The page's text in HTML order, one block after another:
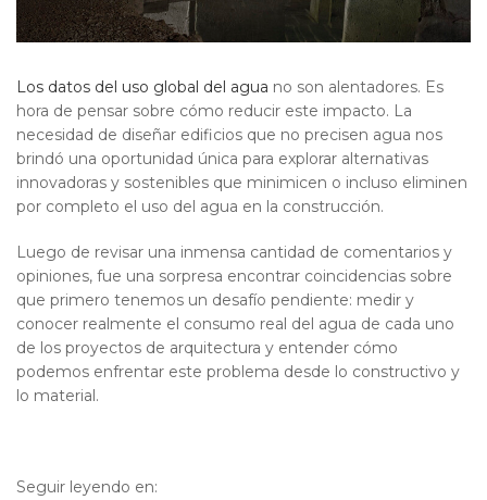
Los datos del uso global del agua no son alentadores. Es
hora de pensar sobre cómo reducir este impacto. La
necesidad de diseñar edificios que no precisen agua nos
brindó una oportunidad única para explorar alternativas
innovadoras y sostenibles que minimicen o incluso eliminen
por completo el uso del agua en la construcción.
Luego de revisar una inmensa cantidad de comentarios y
opiniones, fue una sorpresa encontrar coincidencias sobre
que primero tenemos un desafío pendiente: medir y
conocer realmente el consumo real del agua de cada uno
de los proyectos de arquitectura y entender cómo
podemos enfrentar este problema desde lo constructivo y
lo material.
Seguir leyendo en: